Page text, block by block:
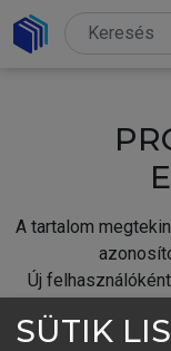
A tartalom
Új felhasználóként
SÜTIK